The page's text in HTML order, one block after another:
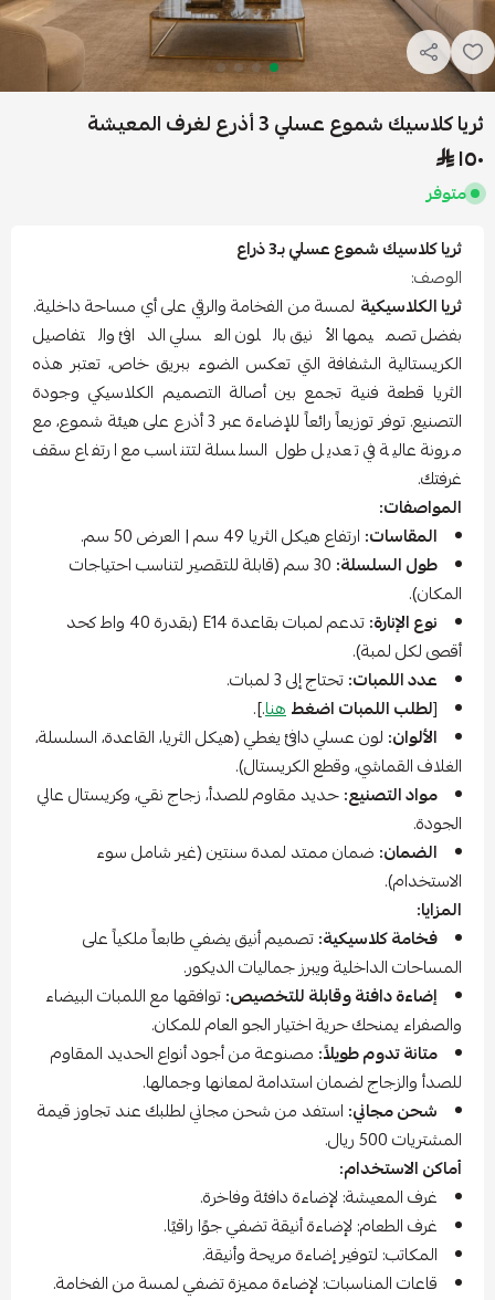
ثريا كلاسيك شموع عسلي 3 أذرع لغرف المعيشة
١٥٠
متوفر
ثريا كلاسيك شموع عسلي بـ3 ذراع
الوصف:
ثريا الكلاسيكية لمسة من الفخامة والرقي على أي مساحة داخلية.
بفضل تصميمها الأنيق باللون العسلي الدافئ والتفاصيل
الكريستالية الشفافة التي تعكس الضوء ببريق خاص، تعتبر هذه
الثريا قطعة فنية تجمع بين أصالة التصميم الكلاسيكي وجودة
التصنيع. توفر توزيعاً رائعاً للإضاءة عبر 3 أذرع على هيئة شموع، مع
مرونة عالية في تعديل طول السلسلة لتتناسب مع ارتفاع سقف
غرفتك.
المواصفات:
المقاسات: ارتفاع هيكل الثريا 49 سم | العرض 50 سم.
طول السلسلة:
30 سم (قابلة للتقصير لتناسب احتياجات
المكان).
نوع الإنارة:
تدعم لمبات بقاعدة E14 (بقدرة 40 واط كحد
أقصى لكل لمبة).
عدد اللمبات:تحتاج إلى 3 لمبات.
[لطلب اللمبات اضغطهنا.].
الألوان: لون عسلي دافئ يغطي (هيكل الثريا، القاعدة، السلسلة،
الغلاف القماشي، وقطع الكريستال).
مواد التصنيع:حديد مقاوم للصدأ، زجاج نقي، وكريستال عالي
الجودة.
الضمان: ضمان ممتد لمدة سنتين (غير شامل سوء
الاستخدام).
المزايا:
فخامة كلاسيكية:تصميم أنيق يضفي طابعاً ملكياً على
المساحات الداخلية ويبرز جماليات الديكور.
إضاءة دافئة وقابلة للتخصيص:توافقها مع اللمبات البيضاء
والصفراء يمنحك حرية اختيار الجو العام للمكان.
متانة تدوم طويلاً: مصنوعة من أجود أنواع الحديد المقاوم
للصدأ والزجاج لضمان استدامة لمعانها وجمالها.
شحن مجاني: استفد من شحن مجاني لطلبك عند تجاوز قيمة
المشتريات 500 ريال.
أماكن الاستخدام:
غرف المعيشة: لإضاءة دافئة وفاخرة.
غرف الطعام: لإضاءة أنيقة تضفي جوًا راقيًا.
المكاتب: لتوفير إضاءة مريحة وأنيقة.
قاعات المناسبات: لإضاءة مميزة تضفي لمسة من الفخامة.